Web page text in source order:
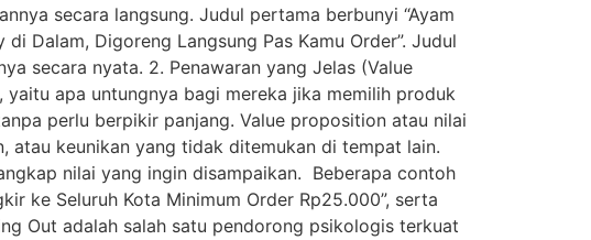
secara langsung. Judul pertama berbunyi “Ayam
Dalam, Digoreng Langsung Pas Kamu Order”. Judul
secara nyata. 2. Penawaran yang Jelas (Value
apa untungnya bagi mereka jika memilih produk
perlu berpikir panjang. Value proposition atau nilai
atau keunikan yang tidak ditemukan di tempat lain.
nilai yang ingin disampaikan. Beberapa contoh
ke Seluruh Kota Minimum Order Rp25.000”, serta
Out adalah salah satu pendorong psikologis terkuat